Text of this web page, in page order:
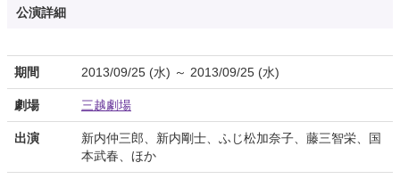
公演詳細
期間 2013/09/25 (水) ～ 2013/09/25 (水)
劇場 三越劇場
出演
新内仲三郎、新内剛士、ふじ松加奈子、藤三智栄、国
本武春、ほか